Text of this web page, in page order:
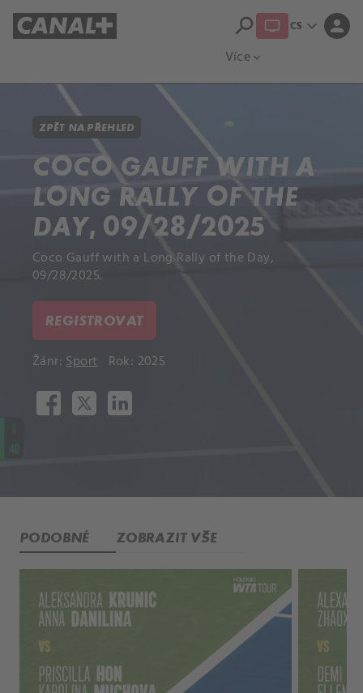
Více expand_more
search CS expand_more person
ZPĚT NA PŘEHLED
COCO GAUFF WITH A
LONG RALLY OF THE
DAY, 09/28/2025
Coco Gauff with a Long Rally of the Day,
09/28/2025.
REGISTROVAT
Žánr:Sport Rok: 2025
PODOBNÉ ZOBRAZIT VŠE